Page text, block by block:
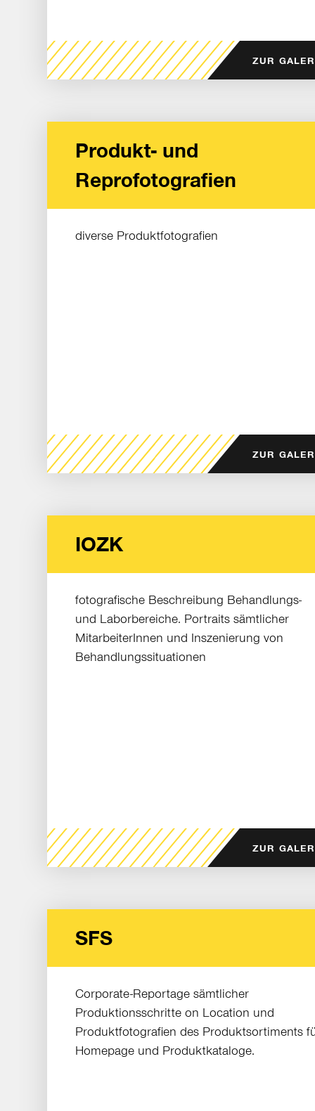
ZUR
Produkt- und
Reprofotografien
diverse Produktfotografien
ZUR
IOZK
fotografische Beschreibung Behandlungs-
und Laborbereiche. Portraits sämtlicher
MitarbeiterInnen und Inszenierung von
Behandlungssituationen
ZUR
SFS
Corporate-Reportage sämtlicher
Produktionsschritte on Location und
Produktfotografien des Produktsortiments
Homepage und Produktkataloge.